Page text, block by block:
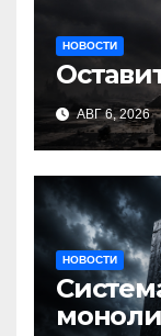
НОВОСТИ
АВГ 6, 2026
НОВОСТИ